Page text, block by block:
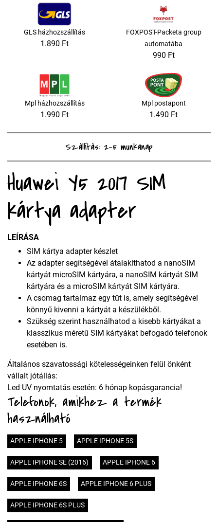
GLS házhozszállítás
1.890 Ft
FOXPOST-Packeta group
automatába
990 Ft
Mpl házhozszállítás
1.990 Ft
Mpl postapont
1.490 Ft
Szállítás: 2-5 munkanap
Huawei Y5 2017 SIM
kártya adapter
LEÍRÁSA
SIM kártya adapter készlet
Az adapter segítségével átalakíthatod a nanoSIM
kártyát microSIM kártyára, a nanoSIM kártyát SIM
kártyára és a microSIM kártyát SIM kártyára.
A csomag tartalmaz egy tűt is, amely segítségével
könnyű kivenni a kártyát a készülékből.
Szükség szerint használhatod a kisebb kártyákat a
klasszikus méretű SIM kártyákat befogadó telefonok
esetében is.
Általános szavatossági kötelességeinken felül önként
vállalt jótállás:
Led UV nyomtatás esetén: 6 hónap kopásgarancia!
Telefonok, amikhez a termék
használható
APPLE IPHONE 5 APPLE IPHONE 5S
APPLE IPHONE SE (2016) APPLE IPHONE 6
APPLE IPHONE 6S APPLE IPHONE 6 PLUS
APPLE IPHONE 6S PLUS